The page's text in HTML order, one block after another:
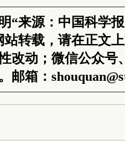
“来源：中国科学
转载，请在正文
改动；微信公众号
邮箱：